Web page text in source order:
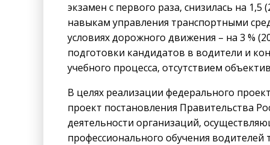
экзамен с первого раза, снизилась на
навыкам управления транспортными
условиях дорожного движения – на 3 %
подготовки кандидатов в водители и
учебного процесса, отсутствием
В целях реализации федерального
проект постановления Правительства
деятельности организаций,
профессионального обучения